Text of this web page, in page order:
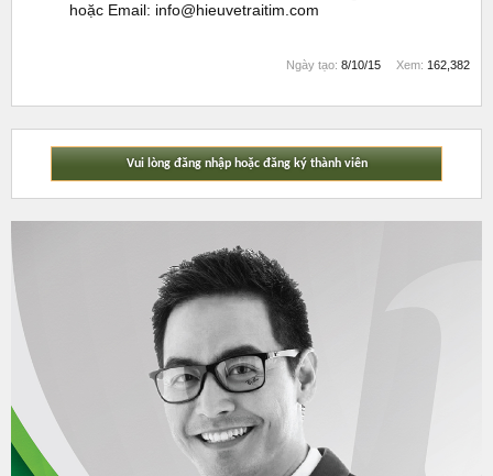
hoặc Email: info@hieuvetraitim.com
Ngày tạo: 8/10/15 Xem: 162,382
Vui lòng đăng nhập hoặc đăng ký thành viên